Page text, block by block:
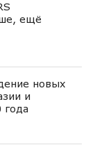
ещё
новых
и
года